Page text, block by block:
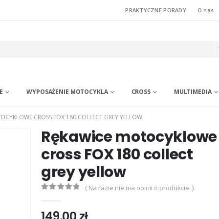
PRAKTYCZNE PORADY O nas
WYPOSAŻENIE MOTOCYKLA CROSS MULTIMEDIA
CROSS FOX 180 COLLECT GREY YELLOW
Rękawice motocyklowe
cross FOX 180 collect
grey yellow
( Na razie nie ma opinii o produkcie. )